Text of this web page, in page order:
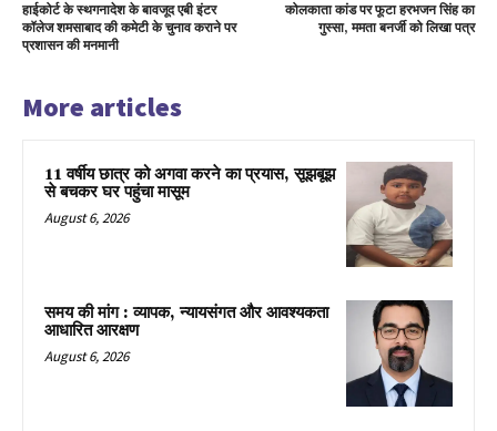
हाईकोर्ट के स्थगनादेश के बावजूद एबी इंटर
कॉलेज शमसाबाद की कमेटी के चुनाव कराने पर
प्रशासन की मनमानी
कोलकाता कांड पर फूटा हरभजन सिंह का
गुस्सा, ममता बनर्जी को लिखा पत्र
More articles
11 वर्षीय छात्र को अगवा करने का प्रयास, सूझबूझ
से बचकर घर पहुंचा मासूम
August 6, 2026
समय की मांग : व्यापक, न्यायसंगत और आवश्यकता
आधारित आरक्षण
August 6, 2026